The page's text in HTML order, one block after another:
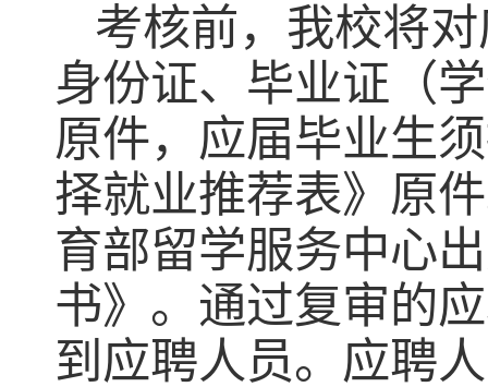
考核前，我校将
身份证、毕业证（
原件，应届毕业生
择就业推荐表》原
育部留学服务中心
书》。通过复审的
到应聘人员。应聘